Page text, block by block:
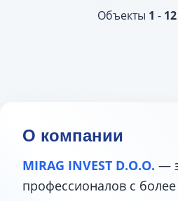
Объекты 1 - 12
О компании
MIRAG INVEST D.O.O. —
профессионалов с